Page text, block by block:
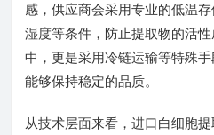
感，供应商会采用专业的低温存
湿度等条件，防止提取物的活
中，更是采用冷链运输等特殊
能够保持稳定的品质。
从技术层面来看，进口白细胞